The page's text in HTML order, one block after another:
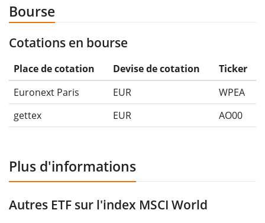
Bourse
Cotations en bourse
Place de cotation Devise de cotation
Ticker
Euronext Paris
EUR
WPEA
gettex
EUR AO00
Plus d'informations
Autres ETF sur l'index MSCI World